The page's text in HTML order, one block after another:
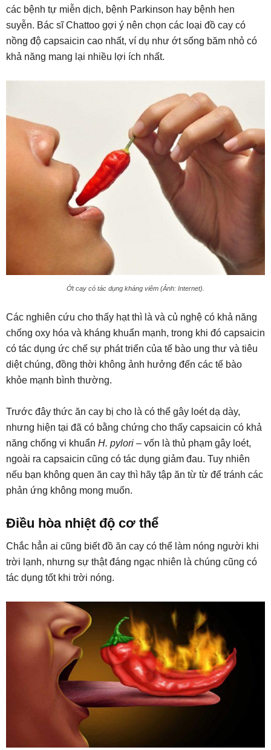
các bệnh tự miễn dịch, bệnh Parkinson hay bệnh hen
suyễn. Bác sĩ Chattoo gợi ý nên chọn các loại đồ cay có
nồng độ capsaicin cao nhất, ví dụ như ớt sống băm nhỏ có
khả năng mang lại nhiều lợi ích nhất.
Ớt cay có tác dụng kháng viêm (Ảnh: Internet).
Các nghiên cứu cho thấy hạt thì là và củ nghệ có khả năng
chống oxy hóa và kháng khuẩn mạnh, trong khi đó capsaicin
có tác dụng ức chế sự phát triển của tế bào ung thư và tiêu
diệt chúng, đồng thời không ảnh hưởng đến các tế bào
khỏe mạnh bình thường.
Trước đây thức ăn cay bị cho là có thể gây loét dạ dày,
nhưng hiện tại đã có bằng chứng cho thấy capsaicin có khả
năng chống vi khuẩn H. pylori – vốn là thủ phạm gây loét,
ngoài ra capsaicin cũng có tác dụng giảm đau. Tuy nhiên
nếu bạn không quen ăn cay thì hãy tập ăn từ từ để tránh các
phản ứng không mong muốn.
Điều hòa nhiệt độ cơ thể
Chắc hẳn ai cũng biết đồ ăn cay có thể làm nóng người khi
trời lạnh, nhưng sự thật đáng ngạc nhiên là chúng cũng có
tác dụng tốt khi trời nóng.